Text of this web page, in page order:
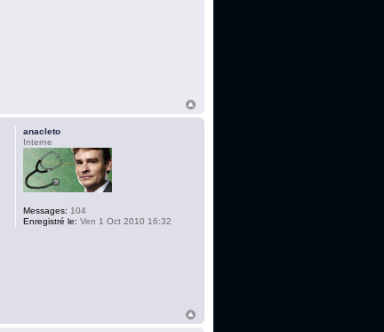
anacleto
Interne
Messages: 104
Enregistré le: Ven 1 Oct 2010 16:32